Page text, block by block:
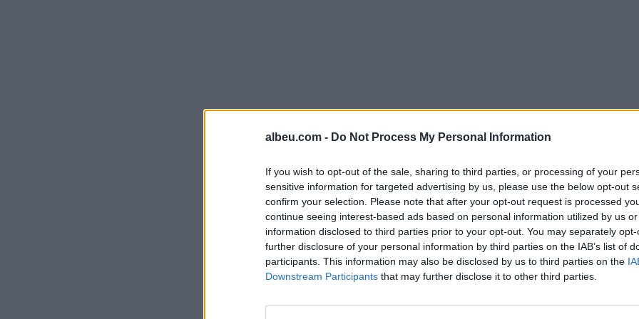
albeu.com - Do Not Process My Personal Information
If you wish to opt-out of the sale, sharing to third parties, or processing of your
sensitive information for targeted advertising by us, please use the below opt-out
confirm your selection. Please note that after your opt-out request is processed
continue seeing interest-based ads based on personal information utilized by us
information disclosed to third parties prior to your opt-out. You may separately
further disclosure of your personal information by third parties on the IAB’s list of
participants. This information may also be disclosed by us to third parties on the
Downstream Participants that may further disclose it to other third parties.